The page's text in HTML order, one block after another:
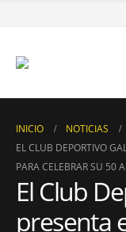
INICIO NOTICIAS
EL CLUB DEPORTIVO
PARA CELEBRAR SU 50
El Club
presenta